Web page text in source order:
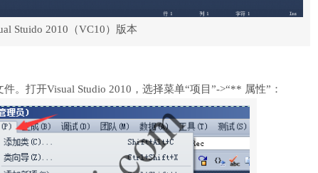
Stuido 2010（VC10）版本
。打开Visual Studio 2010，选择菜单“项目”->“** 属性”：